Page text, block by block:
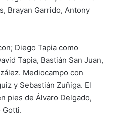
Brayan Garrido, Antony
Diego Tapia como
Tapia, Bastián San Juan,
Mediocampo con
y Sebastián Zuñiga. El
pies de Álvaro Delgado,
Gotti.